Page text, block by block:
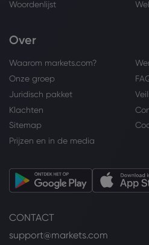
Woordenlijst
Over
Waarom markets.com?
Onze groep
Juridisch pakket
Klachten
Sitemap
Prijzen en in de media
CONTACT
support@markets.com